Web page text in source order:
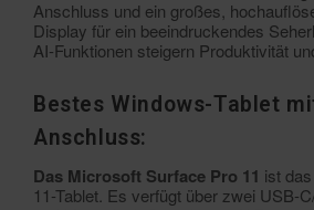
Anschluss und ein großes,
Display für ein beeindruckendes
AI-Funktionen steigern Produktivität
Bestes Windows-Tablet
Anschluss:
Das Microsoft Surface Pro 11 ist
11-Tablet. Es verfügt über zwei USB-